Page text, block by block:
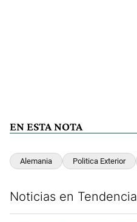
EN ESTA NOTA
Alemania Politica Exterior
Noticias en Tendencia